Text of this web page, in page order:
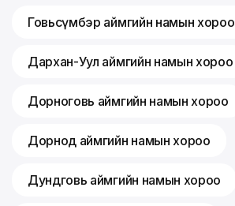
Говьсүмбэр аймгийн намын хороо
Дархан-Уул аймгийн намын хороо
Дорноговь аймгийн намын хороо
Дорнод аймгийн намын хороо
Дундговь аймгийн намын хороо